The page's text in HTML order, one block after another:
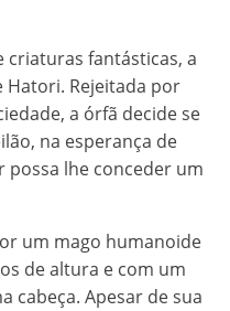
criaturas fantásticas, a
Hatori. Rejeitada por
a órfã decide se
na esperança de
lhe conceder um
um mago humanoide
de altura e com um
cabeça. Apesar de sua